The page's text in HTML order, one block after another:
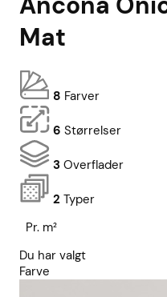
Mat
8 Farver
6 Størrelser
3 Overflader
2 Typer
Pr. m²
Du har valgt
Farve